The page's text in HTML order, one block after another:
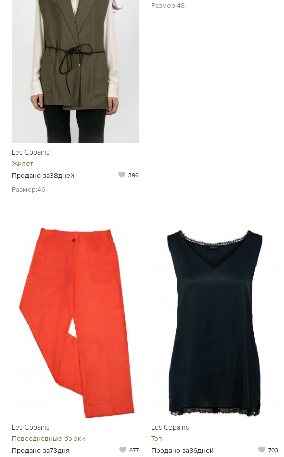
Les Copains
Жилет
Продано за38дней
396
Размер:46
Размер:48
Les Copains
Повседневные брюки
Продано за73дня
677
Les Copains
Топ
Продано за86дней
703